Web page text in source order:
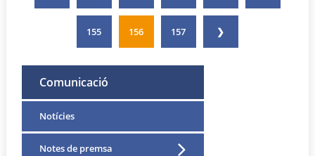
155 156 157 ❯
Comunicació
Notícies
Notes de premsa